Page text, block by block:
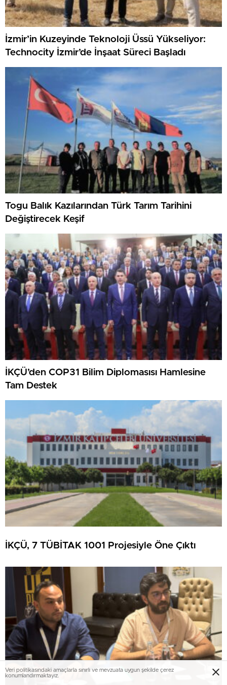
İzmir’in Kuzeyinde Teknoloji Üssü Yükseliyor:
Technocity İzmir’de İnşaat Süreci Başladı
Togu Balık Kazılarından Türk Tarım Tarihini
Değiştirecek Keşif
İKÇÜ’den COP31 Bilim Diplomasısı Hamlesine
Tam Destek
İKÇÜ, 7 TÜBİTAK 1001 Projesiyle Öne Çıktı
Veri politikasındaki amaçlarla sınırlı ve mevzuata uygun şekilde çerez
konumlandırmaktayız.